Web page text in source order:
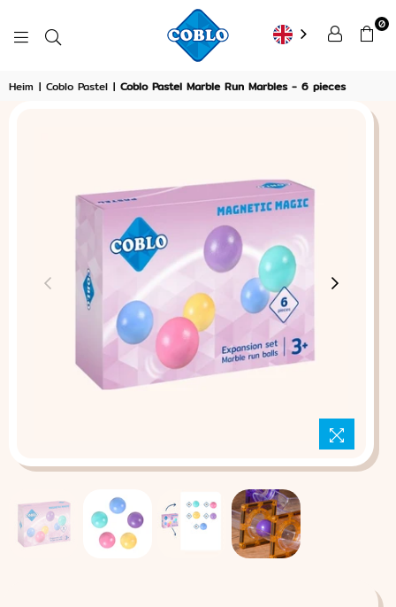
COBLO
0
Heim | Coblo Pastel | Coblo Pastel Marble Run Marbles - 6 pieces